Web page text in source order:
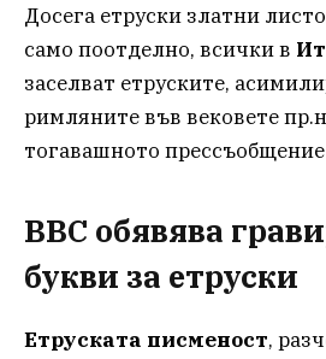
Досега етруски златни
само поотделно, всички в
заселват етруските,
римляните във вековете
тогавашното
BBC обявява
букви за етруски
Етруската писменост,